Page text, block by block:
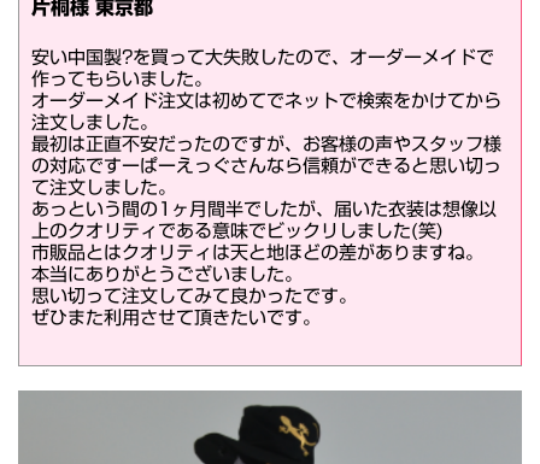
片桐様 東京都
安い中国製?を買って大失敗したので、オーダーメイドで
作ってもらいました。
オーダーメイド注文は初めてでネットで検索をかけてから
注文しました。
最初は正直不安だったのですが、お客様の声やスタッフ様
の対応ですーぱーえっぐさんなら信頼ができると思い切っ
て注文しました。
あっという間の1ヶ月間半でしたが、届いた衣装は想像以
上のクオリティである意味でビックリしました(笑)
市販品とはクオリティは天と地ほどの差がありますね。
本当にありがとうございました。
思い切って注文してみて良かったです。
ぜひまた利用させて頂きたいです。